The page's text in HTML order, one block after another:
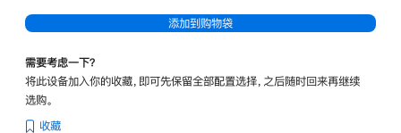
添加到购物袋
需要考虑一下？
将此设备加入你的收藏，即可先保留全部配置选择，之后随时回来再继续
选购。
收藏